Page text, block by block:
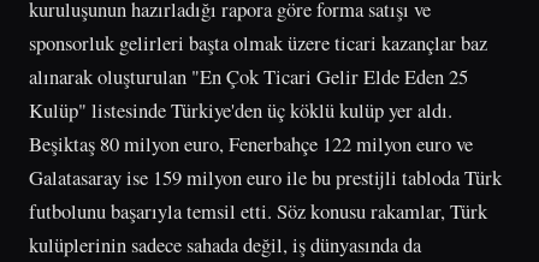
kuruluşunun hazırladığı rapora göre forma satışı ve
sponsorluk gelirleri başta olmak üzere ticari kazançlar baz
alınarak oluşturulan "En Çok Ticari Gelir Elde Eden 25
Kulüp" listesinde Türkiye'den üç köklü kulüp yer aldı.
Beşiktaş 80 milyon euro, Fenerbahçe 122 milyon euro ve
Galatasaray ise 159 milyon euro ile bu prestijli tabloda Türk
futbolunu başarıyla temsil etti. Söz konusu rakamlar, Türk
kulüplerinin sadece sahada değil, iş dünyasında da